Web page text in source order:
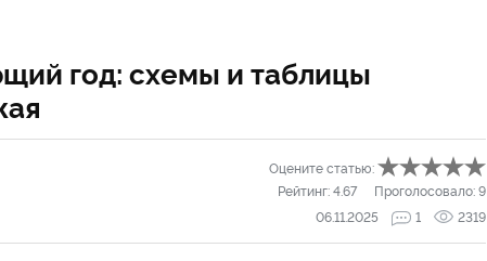
год: схемы и таблицы
Оцените статью:
Рейтинг:4.67 Проголосовало:9
06.11.2025
1 2319